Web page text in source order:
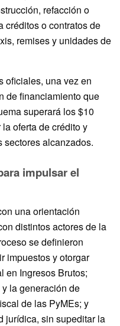
refacción o
créditos o contratos de
remises y unidades de
oficiales, una vez en
de financiamiento que
superará los $10
oferta de crédito y
sectores alcanzados.
impulsar el
una orientación
distintos actores de la
se definieron
impuestos y otorgar
en Ingresos Brutos;
la generación de
de las PyMEs; y
jurídica, sin supeditar la